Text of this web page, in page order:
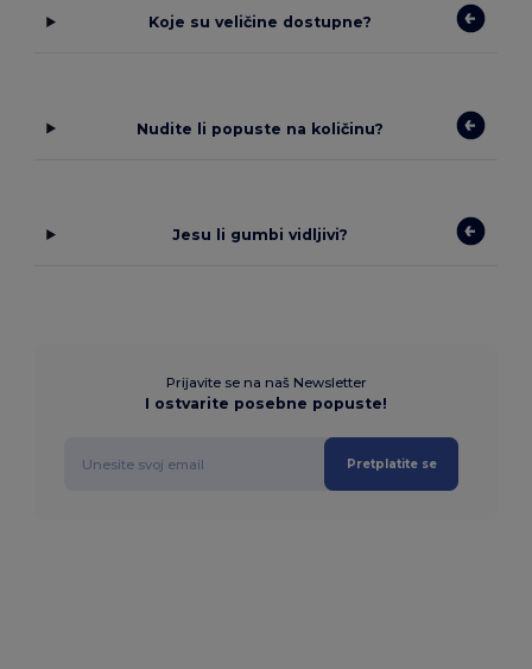
Koje su veličine dostupne?
Nudite li popuste na količinu?
Jesu li gumbi vidljivi?
Prijavite se na naš Newsletter
I ostvarite posebne popuste!
Pretplatite se